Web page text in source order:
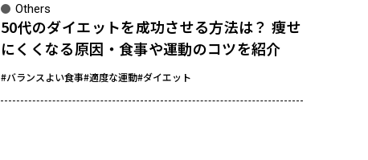
Others
50代のダイエットを成功させる方法は？ 痩せ
にくくなる原因・食事や運動のコツを紹介
#バランスよい食事#適度な運動#ダイエット